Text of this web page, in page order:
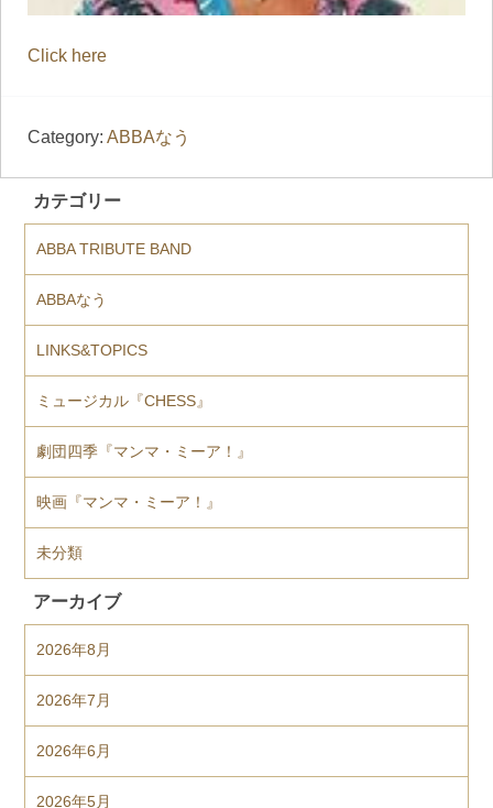
Click here
Category: ABBAなう
カテゴリー
ABBA TRIBUTE BAND
ABBAなう
LINKS&TOPICS
ミュージカル『CHESS』
劇団四季『マンマ・ミーア！』
映画『マンマ・ミーア！』
未分類
アーカイブ
2026年8月
2026年7月
2026年6月
2026年5月